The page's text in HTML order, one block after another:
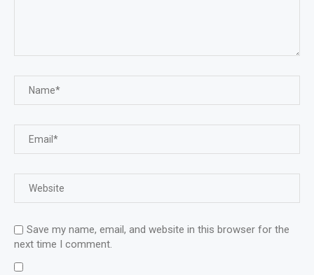
Save my name, email, and website in this browser for the
next time I comment.